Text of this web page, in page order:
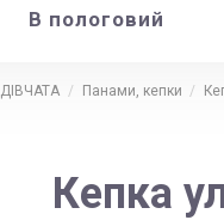
В пологовий
ДІВЧАТА Панами, кепки
Кепка